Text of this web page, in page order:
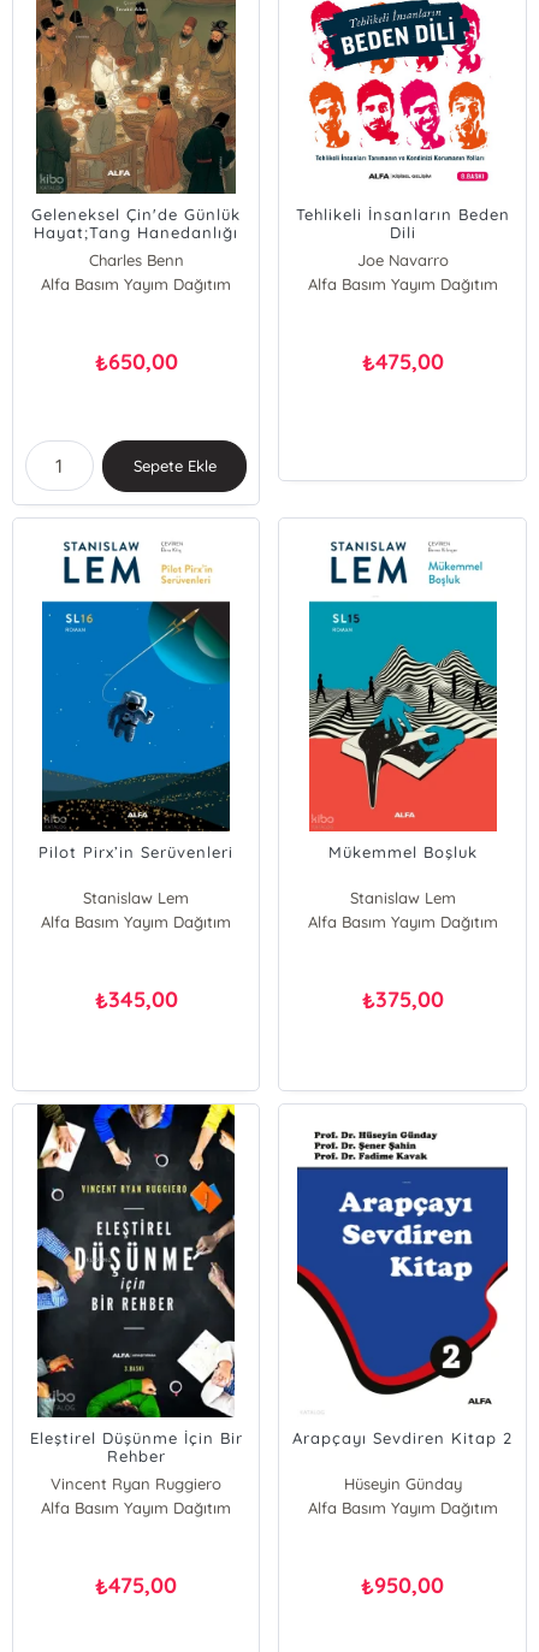
Geleneksel Çin'de Günlük
Hayat;Tang Hanedanlığı
Charles Benn
Alfa Basım Yayım Dağıtım
₺650,00
Sepete Ekle
Tehlikeli İnsanların Beden
Dili
Joe Navarro
Alfa Basım Yayım Dağıtım
₺475,00
Pilot Pirx’in Serüvenleri
Stanislaw Lem
Alfa Basım Yayım Dağıtım
₺345,00
Mükemmel Boşluk
Stanislaw Lem
Alfa Basım Yayım Dağıtım
₺375,00
Eleştirel Düşünme İçin Bir
Rehber
Vincent Ryan Ruggiero
Alfa Basım Yayım Dağıtım
₺475,00
Arapçayı Sevdiren Kitap 2
Hüseyin Günday
Şener Şahin
Alfa Basım Yayım Dağıtım
₺950,00